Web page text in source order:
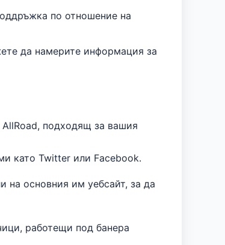
по отношение на
да намерите информация за
подходящ за вашия
като Twitter или Facebook.
на основния им уебсайт, за да
работещи под банера